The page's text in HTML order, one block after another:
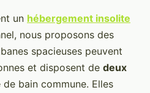
un hébergement insolite
nous proposons des
spacieuses peuvent
et disposent de deux
bain commune. Elles